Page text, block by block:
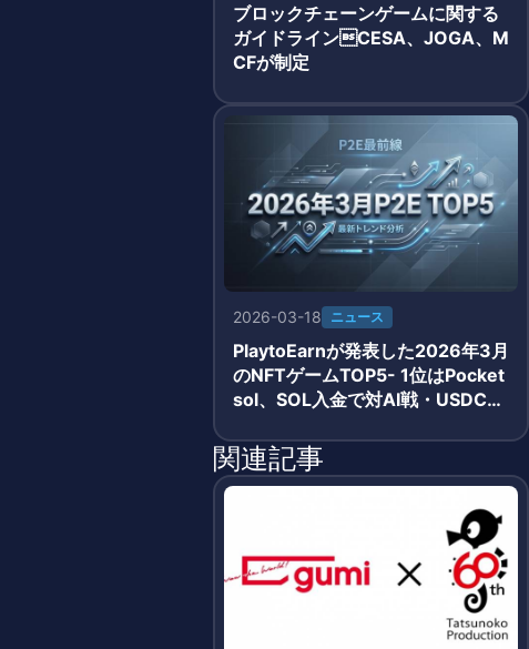
ブロックチェーンゲームに関する
ガイドラインCESA、JOGA、M
CFが制定
2026-03-18 ニュース
PlaytoEarnが発表した2026年3月
のNFTゲームTOP5- 1位はPocket
sol、SOL入金で対AI戦・USDC報
関連記事